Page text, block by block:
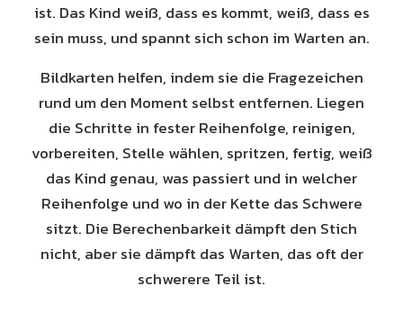
ist. Das Kind weiß, dass es kommt, weiß, dass es
sein muss, und spannt sich schon im Warten an.
Bildkarten helfen, indem sie die Fragezeichen
rund um den Moment selbst entfernen. Liegen
die Schritte in fester Reihenfolge, reinigen,
vorbereiten, Stelle wählen, spritzen, fertig, weiß
das Kind genau, was passiert und in welcher
Reihenfolge und wo in der Kette das Schwere
sitzt. Die Berechenbarkeit dämpft den Stich
nicht, aber sie dämpft das Warten, das oft der
schwerere Teil ist.